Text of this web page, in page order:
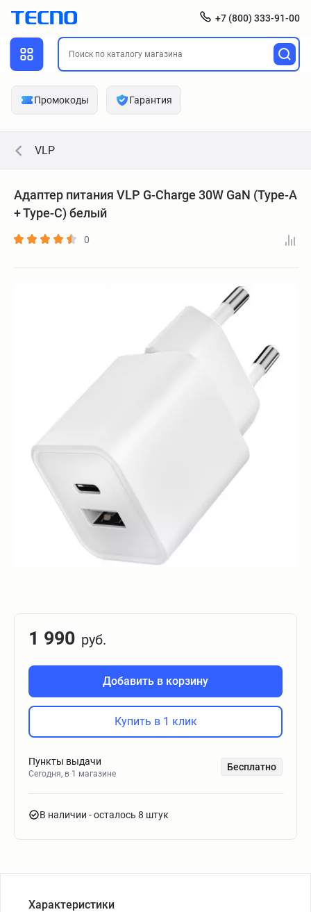
+7 (800) 333-91-00
Промокоды Гарантия
VLP
Адаптер питания VLP G-Charge 30W GaN (Type-A
+ Type-C) белый
0
1 990 руб.
Добавить в корзину
Купить в 1 клик
Пункты выдачи
Сегодня, в 1 магазине
Бесплатно
В наличии - осталось 8 штук
Характеристики